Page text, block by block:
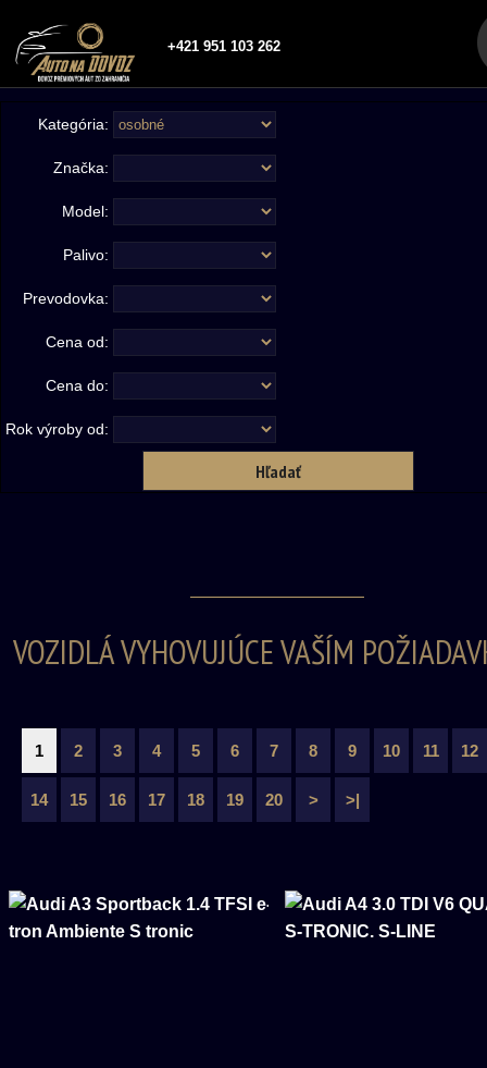
+421 951 103 262
Kategória:
Značka:
Model:
Palivo:
Prevodovka:
Cena od:
Cena do:
Rok výroby od:
VOZIDLÁ VYHOVUJÚCE VAŠÍM
1 2 3 4 5 6 7 8 9 10 11 12
14 15 16 17 18 19 20 > >|